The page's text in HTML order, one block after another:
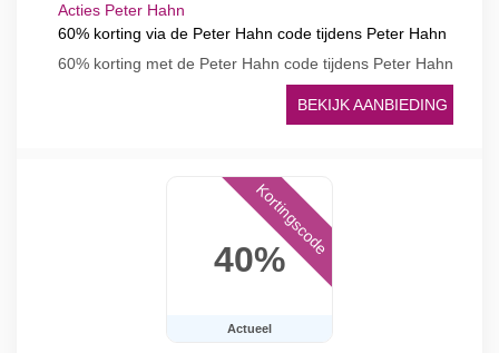
Acties Peter Hahn
60% korting via de Peter Hahn code tijdens Peter Hahn
60% korting met de Peter Hahn code tijdens Peter Hahn
BEKIJK AANBIEDING
40%
Actueel
Kortingscode